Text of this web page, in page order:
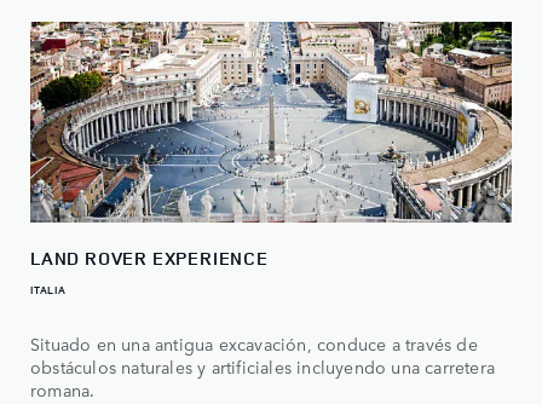
LAND ROVER EXPERIENCE
ITALIA
Situado en una antigua excavación, conduce a través de
obstáculos naturales y artificiales incluyendo una carretera
romana.